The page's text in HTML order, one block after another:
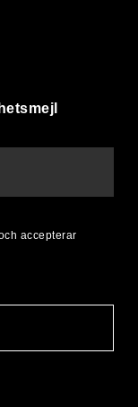
accepterar